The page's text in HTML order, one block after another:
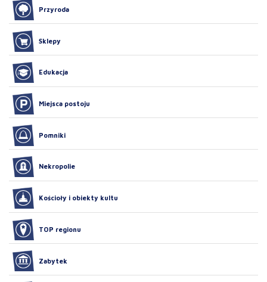
Przyroda
Sklepy
Edukacja
Miejsca postoju
Pomniki
Nekropolie
Kościoły i obiekty kultu
TOP regionu
Zabytek